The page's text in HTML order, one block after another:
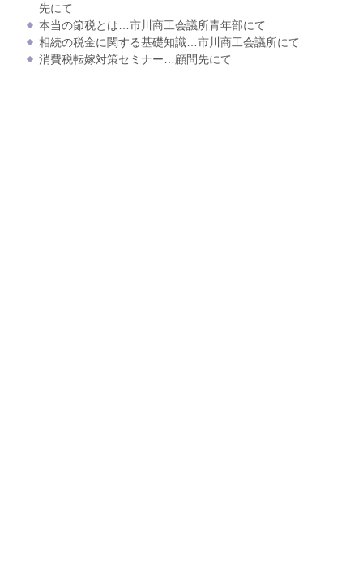
先にて
本当の節税とは…市川商工会議所青年部にて
相続の税金に関する基礎知識…市川商工会議所にて
消費税転嫁対策セミナー…顧問先にて